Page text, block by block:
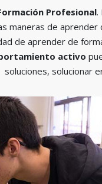
Profesional.
maneras de
de aprender de
activo
soluciones, solucionar